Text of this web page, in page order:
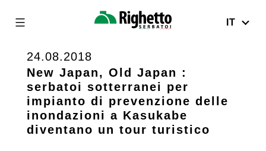
content
Righetto
IT
24.08.2018
New Japan, Old Japan :
serbatoi sotterranei per
impianto di prevenzione delle
inondazioni a Kasukabe
diventano un tour turistico